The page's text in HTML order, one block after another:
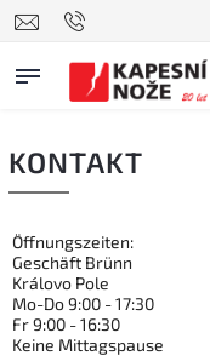
KONTAKT
Öffnungszeiten:
Geschäft Brünn
Královo Pole
Mo-Do 9:00 - 17:30
Fr 9:00 - 16:30
Keine Mittagspause